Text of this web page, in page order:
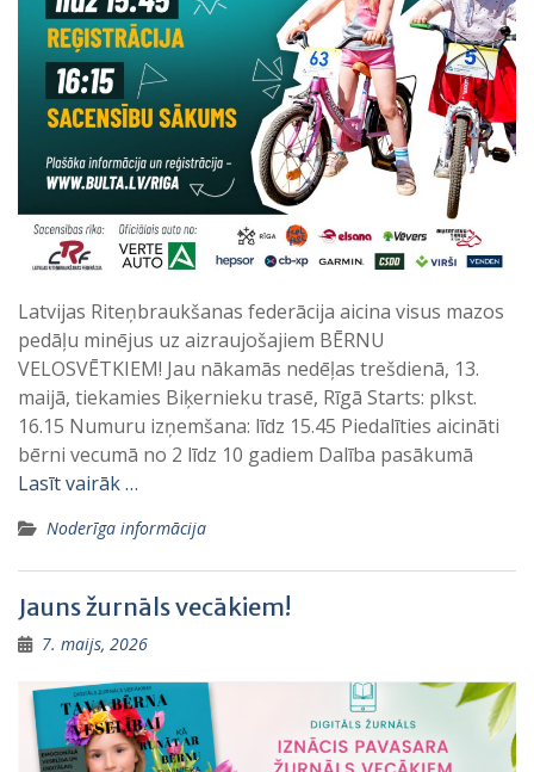
Latvijas Riteņbraukšanas federācija aicina visus mazos
pedāļu minējus uz aizraujošajiem BĒRNU
VELOSVĒTKIEM! Jau nākamās nedēļas trešdienā, 13.
maijā, tiekamies Biķernieku trasē, Rīgā Starts: plkst.
16.15 Numuru izņemšana: līdz 15.45 Piedalīties aicināti
bērni vecumā no 2 līdz 10 gadiem Dalība pasākumā
Lasīt vairāk …
Noderīga informācija
Jauns žurnāls vecākiem!
7. maijs, 2026